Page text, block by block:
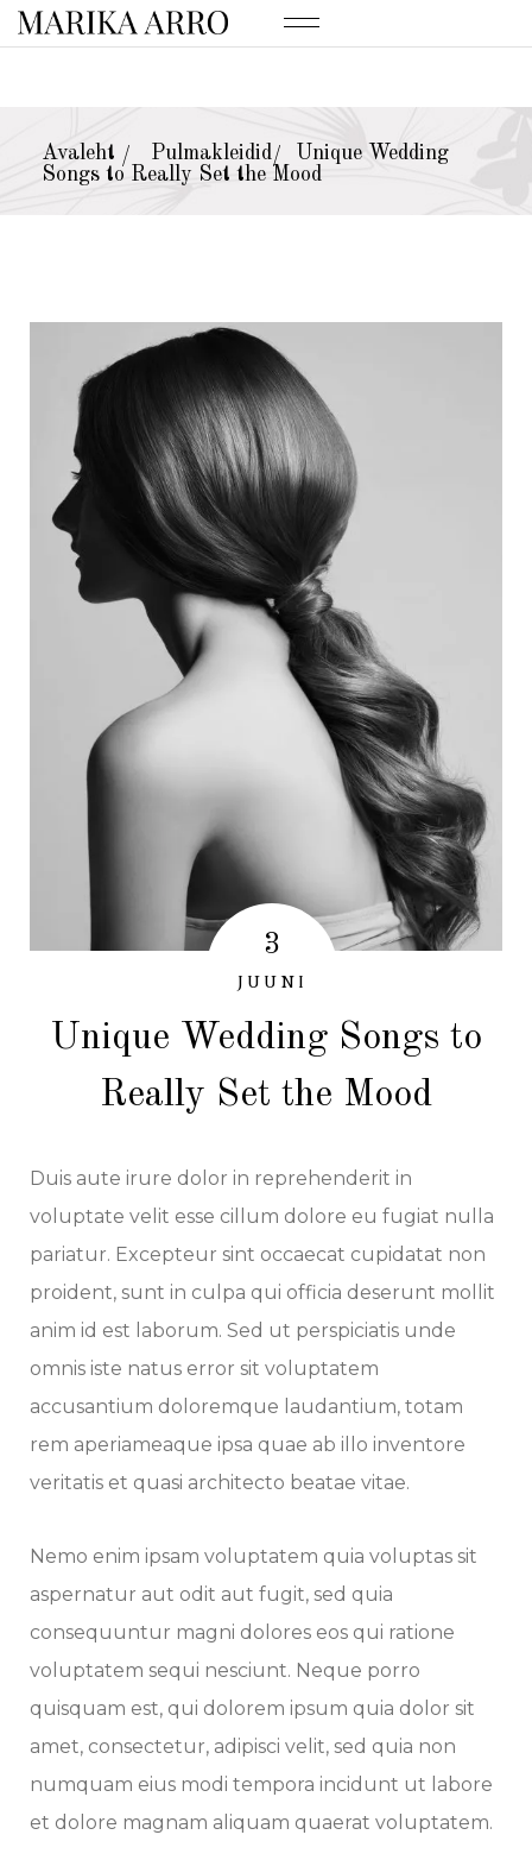
Avaleht / Pulmakleidid/
Unique Wedding
Songs to Really Set the Mood
3
JUUNI
Unique Wedding Songs to
Really Set the Mood
Duis aute irure dolor in reprehenderit in
voluptate velit esse cillum dolore eu fugiat nulla
pariatur. Excepteur sint occaecat cupidatat non
proident, sunt in culpa qui officia deserunt mollit
anim id est laborum. Sed ut perspiciatis unde
omnis iste natus error sit voluptatem
accusantium doloremque laudantium, totam
rem aperiameaque ipsa quae ab illo inventore
veritatis et quasi architecto beatae vitae.
Nemo enim ipsam voluptatem quia voluptas sit
aspernatur aut odit aut fugit, sed quia
consequuntur magni dolores eos qui ratione
voluptatem sequi nesciunt. Neque porro
quisquam est, qui dolorem ipsum quia dolor sit
amet, consectetur, adipisci velit, sed quia non
numquam eius modi tempora incidunt ut labore
et dolore magnam aliquam quaerat voluptatem.